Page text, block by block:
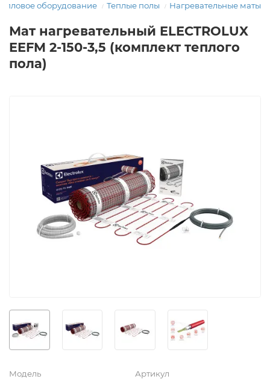
оборудование Теплые полы Нагревательные маты
Мат нагревательный ELECTROLUX
EEFM 2-150-3,5 (комплект теплого
пола)
Модель Артикул